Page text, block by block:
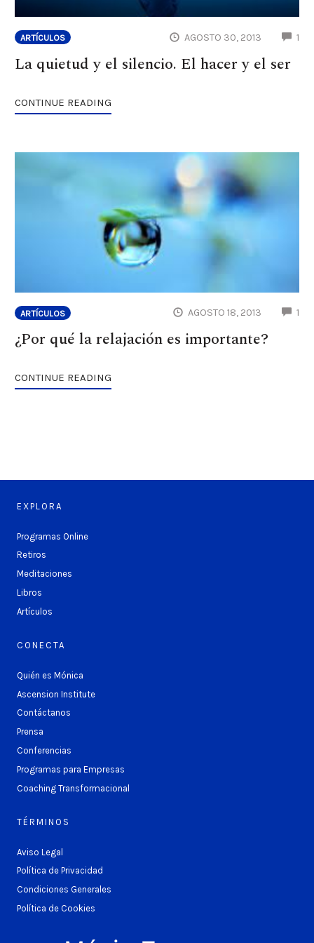
ARTÍCULOS AGOSTO 30, 2013 1
La quietud y el silencio. El hacer y el ser
CONTINUE READING
ARTÍCULOS AGOSTO 18, 2013 1
¿Por qué la relajación es importante?
CONTINUE READING
EXPLORA
Programas Online
Retiros
Meditaciones
Libros
Artículos
CONECTA
Quién es Mónica
Ascension Institute
Contáctanos
Prensa
Conferencias
Programas para Empresas
Coaching Transformacional
TÉRMINOS
Aviso Legal
Política de Privacidad
Condiciones Generales
Política de Cookies